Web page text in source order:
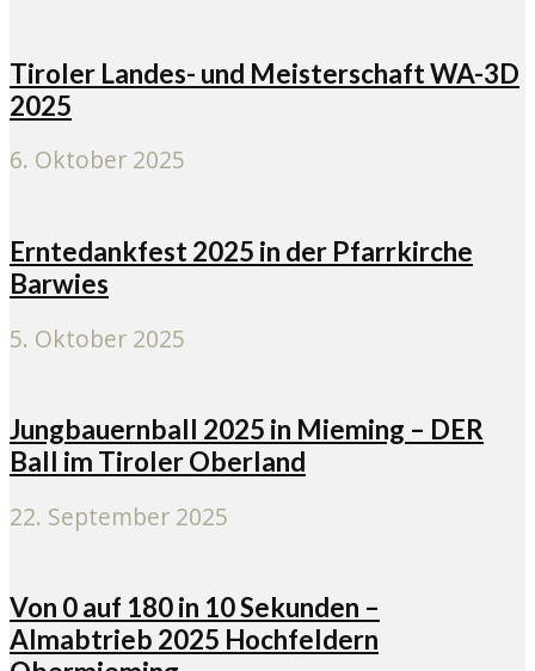
Tiroler Landes- und Meisterschaft WA-3D
2025
6. Oktober 2025
Erntedankfest 2025 in der Pfarrkirche
Barwies
5. Oktober 2025
Jungbauernball 2025 in Mieming – DER
Ball im Tiroler Oberland
22. September 2025
Von 0 auf 180 in 10 Sekunden –
Almabtrieb 2025 Hochfeldern